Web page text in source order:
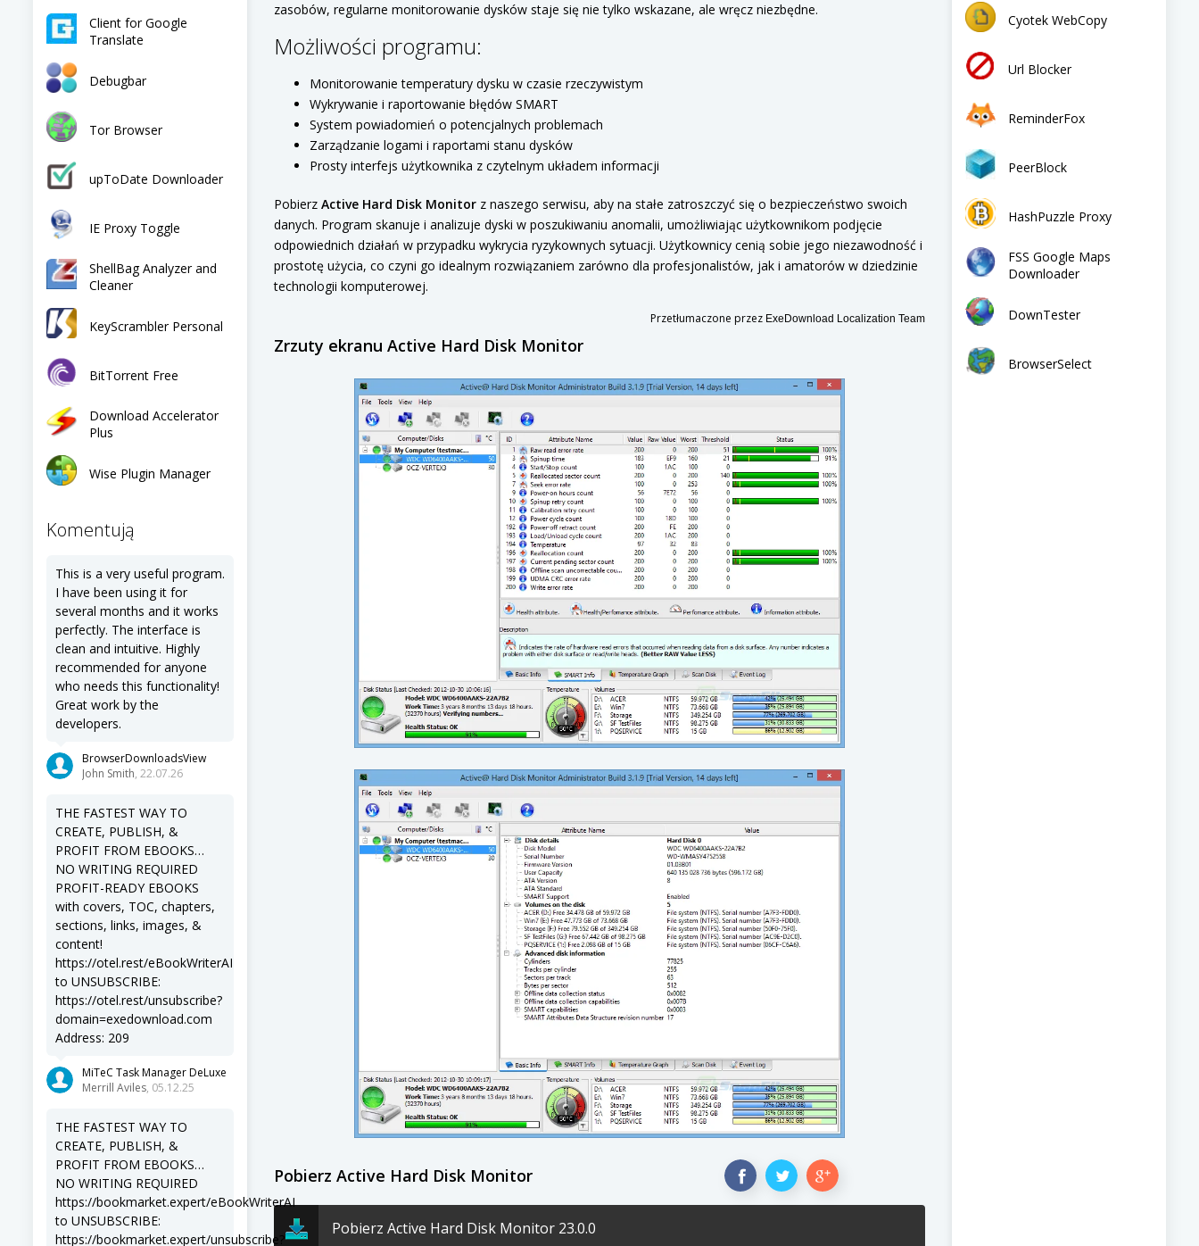
Client for Google
Translate
Debugbar
Tor Browser
upToDate Downloader
IE Proxy Toggle
ShellBag Analyzer and
Cleaner
KeyScrambler Personal
BitTorrent Free
Download Accelerator
Plus
Wise Plugin Manager
Komentują
This is a very useful program.
I have been using it for
several months and it works
perfectly. The interface is
clean and intuitive. Highly
recommended for anyone
who needs this functionality!
Great work by the
developers.
BrowserDownloadsView
John Smith, 22.07.26
THE FASTEST WAY TO
CREATE, PUBLISH, &
PROFIT FROM EBOOKS…
NO WRITING REQUIRED
PROFIT-READY EBOOKS
with covers, TOC, chapters,
sections, links, images, &
content!
https://otel.rest/eBookWriterAI
to UNSUBSCRIBE:
https://otel.rest/unsubscribe?
domain=exedownload.com
Address: 209
MiTeC Task Manager DeLuxe
Merrill Aviles, 05.12.25
THE FASTEST WAY TO
CREATE, PUBLISH, &
PROFIT FROM EBOOKS…
NO WRITING REQUIRED
https://bookmarket.expert/eBookWriterAI
to UNSUBSCRIBE:
https://bookmarket.expert/unsubscribe?
zasobów, regularne monitorowanie dysków staje się nie tylko wskazane, ale wręcz niezbędne.
Możliwości programu:
Monitorowanie temperatury dysku w czasie rzeczywistym
Wykrywanie i raportowanie błędów SMART
System powiadomień o potencjalnych problemach
Zarządzanie logami i raportami stanu dysków
Prosty interfejs użytkownika z czytelnym układem informacji
Pobierz Active Hard Disk Monitor z naszego serwisu, aby na stałe zatroszczyć się o bezpieczeństwo swoich
danych. Program skanuje i analizuje dyski w poszukiwaniu anomalii, umożliwiając użytkownikom podjęcie
odpowiednich działań w przypadku wykrycia ryzykownych sytuacji. Użytkownicy cenią sobie jego niezawodność i
prostotę użycia, co czyni go idealnym rozwiązaniem zarówno dla profesjonalistów, jak i amatorów w dziedzinie
technologii komputerowej.
Przetłumaczone przez ExeDownload Localization Team
Zrzuty ekranu Active Hard Disk Monitor
Pobierz Active Hard Disk Monitor
Pobierz Active Hard Disk Monitor 23.0.0
Cyotek WebCopy
Url Blocker
ReminderFox
PeerBlock
HashPuzzle Proxy
FSS Google Maps
Downloader
DownTester
BrowserSelect